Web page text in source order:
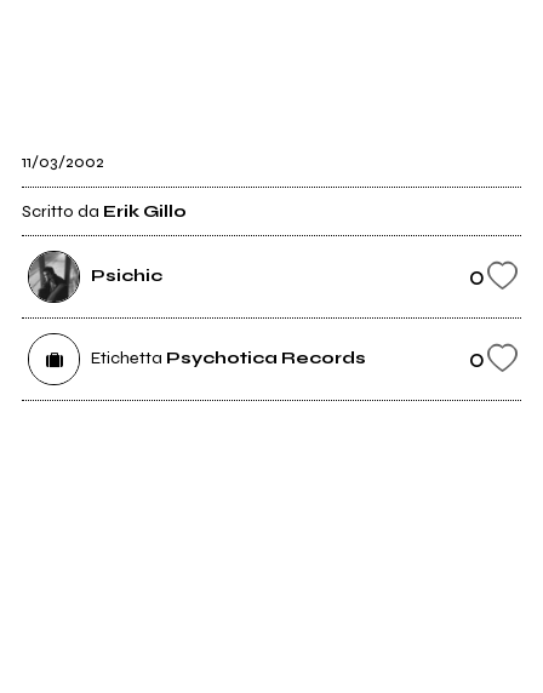
11/03/2002
Scritto da Erik Gillo
Psichic 0
Etichetta Psychotica Records 0